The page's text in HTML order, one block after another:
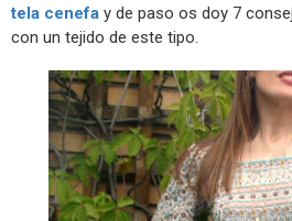
tela cenefa y de paso os doy 7
con un tejido de este tipo.